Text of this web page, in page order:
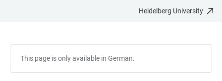
Heidelberg University
This page is only available in German.